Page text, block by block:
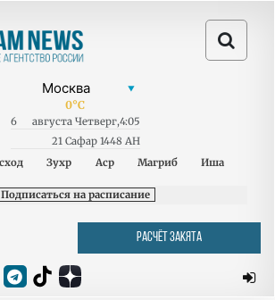
0°C
6 августа Четверг,4:05
21 Сафар 1448 AH
Зухр Аср Магриб Иша
Подписаться на расписание
РАСЧЁТ ЗАКЯТА